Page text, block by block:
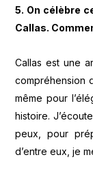
5. On célèbre
Callas.
Callas est une
compréhension
même pour
histoire.
peux, pour
d’entre eux, je